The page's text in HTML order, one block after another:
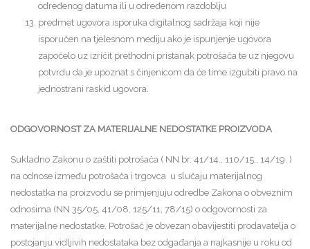
određenog datuma ili u određenom razdoblju
predmet ugovora isporuka digitalnog sadržaja koji nije
isporučen na tjelesnom mediju ako je ispunjenje ugovora
započelo uz izričit prethodni pristanak potrošača te uz njegovu
potvrdu da je upoznat s činjenicom da će time izgubiti pravo na
jednostrani raskid ugovora.
ODGOVORNOST ZA MATERIJALNE NEDOSTATKE PROIZVODA
Sukladno Zakonu o zaštiti potrošača ( NN br. 41/14., 110/15., 14/19. )
na odnose između potrošača i trgovca u slučaju materijalnog
nedostatka na proizvodu se primjenjuju odredbe Zakona o obveznim
odnosima (NN 35/05, 41/08, 125/11, 78/15) o odgovornosti za
materijalne nedostatke. Potrošač je obvezan obavijestiti prodavatelja o
postojanju vidljivih nedostataka bez odgađanja a najkasnije u roku od